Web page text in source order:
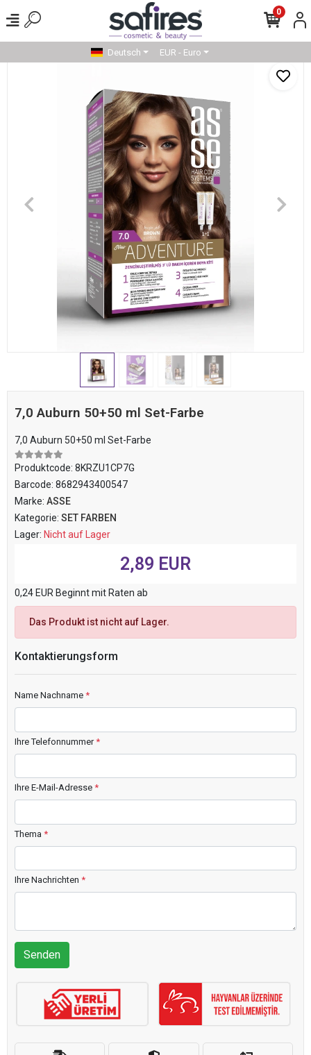
0
Deutsch EUR - Euro
7,0 Auburn 50+50 ml Set-Farbe
7,0 Auburn 50+50 ml Set-Farbe
Produktcode: 8KRZU1CP7G
Barcode: 8682943400547
Marke: ASSE
Kategorie: SET FARBEN
Lager: Nicht auf Lager
2,89 EUR
0,24 EUR Beginnt mit Raten ab
Das Produkt ist nicht auf Lager.
Kontaktierungsform
Name Nachname *
Ihre Telefonnummer*
Ihre E-Mail-Adresse *
Thema *
Ihre Nachrichten *
Senden